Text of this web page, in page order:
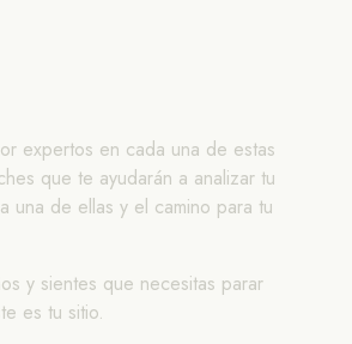
expertos en cada una de estas
que te ayudarán a analizar tu
una de ellas y el camino para tu
y sientes que necesitas parar
es tu sitio.